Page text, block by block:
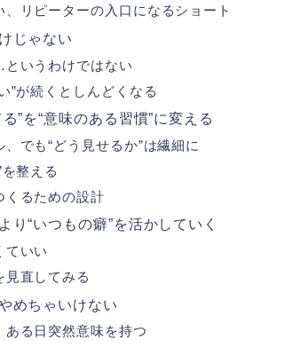
リピーターの入口になるショート
じゃない
いうわけではない
”が続くとしんどくなる
”を“意味のある習慣”に変える
でも“どう見せるか”は繊細に
整える
くるための設計
り“いつもの癖”を活かしていく
ていい
見直してみる
めちゃいけない
ある日突然意味を持つ